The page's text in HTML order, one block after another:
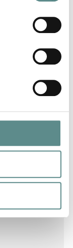
rifiuti di